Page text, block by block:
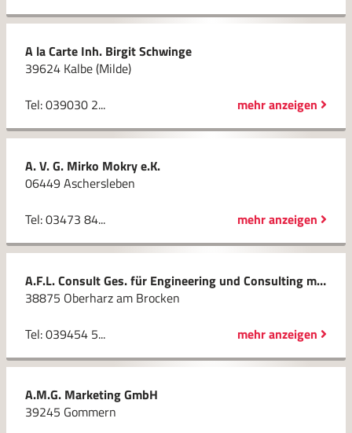
A la Carte Inh. Birgit Schwinge
39624 Kalbe (Milde)
Tel: 039030 2...
mehr anzeigen
A. V. G. Mirko Mokry e.K.
06449 Aschersleben
Tel: 03473 84...
mehr anzeigen
A.F.L. Consult Ges. für Engineering und Consulting mbH
38875 Oberharz am Brocken
Tel: 039454 5...
mehr anzeigen
A.M.G. Marketing GmbH
39245 Gommern